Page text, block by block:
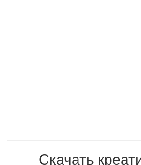
Скачать